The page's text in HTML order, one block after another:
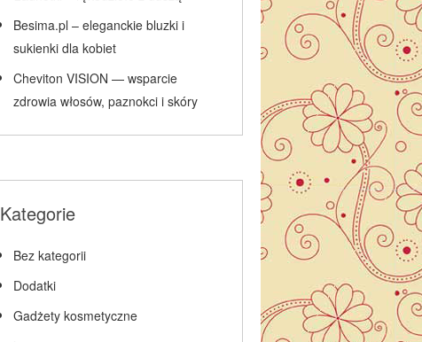
Besima.pl – eleganckie bluzki i
sukienki dla kobiet
Cheviton VISION — wsparcie
zdrowia włosów, paznokci i skóry
Kategorie
Bez kategorii
Dodatki
Gadżety kosmetyczne